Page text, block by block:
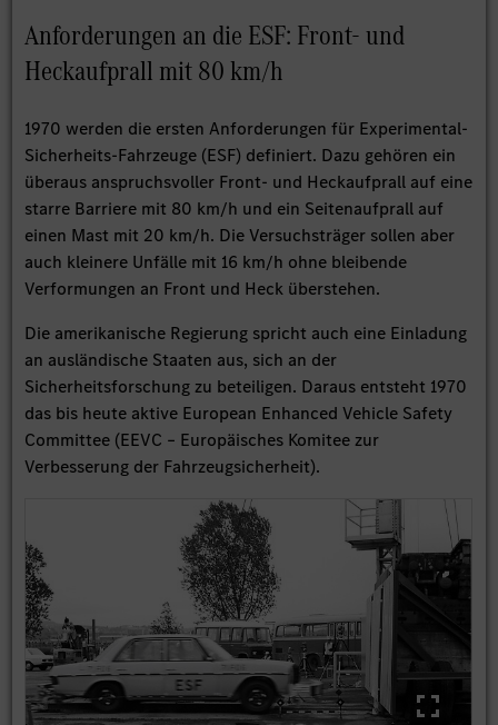
Anforderungen an die ESF: Front- und
Heckaufprall mit 80 km/h
1970 werden die ersten Anforderungen für Experimental-
Sicherheits-Fahrzeuge (ESF) definiert. Dazu gehören ein
überaus anspruchsvoller Front- und Heckaufprall auf eine
starre Barriere mit 80 km/h und ein Seitenaufprall auf
einen Mast mit 20 km/h. Die Versuchsträger sollen aber
auch kleinere Unfälle mit 16 km/h ohne bleibende
Verformungen an Front und Heck überstehen.
Die amerikanische Regierung spricht auch eine Einladung
an ausländische Staaten aus, sich an der
Sicherheitsforschung zu beteiligen. Daraus entsteht 1970
das bis heute aktive European Enhanced Vehicle Safety
Committee (EEVC – Europäisches Komitee zur
Verbesserung der Fahrzeugsicherheit).